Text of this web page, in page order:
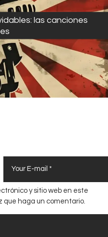
las canciones
y sitio web en este
que haga un comentario.